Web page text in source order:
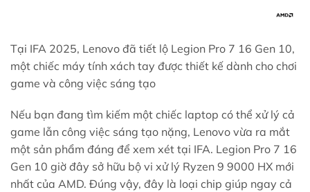
Tại IFA 2025, Lenovo đã tiết lộ Legion Pro 7 16 Gen 10,
một chiếc máy tính xách tay được thiết kế dành cho chơi
game và công việc sáng tạo
Nếu bạn đang tìm kiếm một chiếc laptop có thể xử lý cả
game lẫn công việc sáng tạo nặng, Lenovo vừa ra mắt
một sản phẩm đáng để xem xét tại IFA. Legion Pro 7 16
Gen 10 giờ đây sở hữu bộ vi xử lý Ryzen 9 9000 HX mới
nhất của AMD. Đúng vậy, đây là loại chip giúp ngay cả